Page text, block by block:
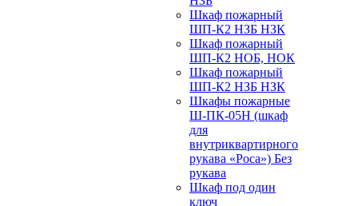
Шкаф пожарный
ШП-К2 НЗБ НЗК
Шкаф пожарный
ШП-К2 НОБ, НОК
Шкаф пожарный
ШП-К2 НЗБ НЗК
Шкафы пожарные
Ш-ПК-05Н (шкаф
для
внутриквартирного
рукава «Роса») Без
рукава
Шкаф под один
ключ